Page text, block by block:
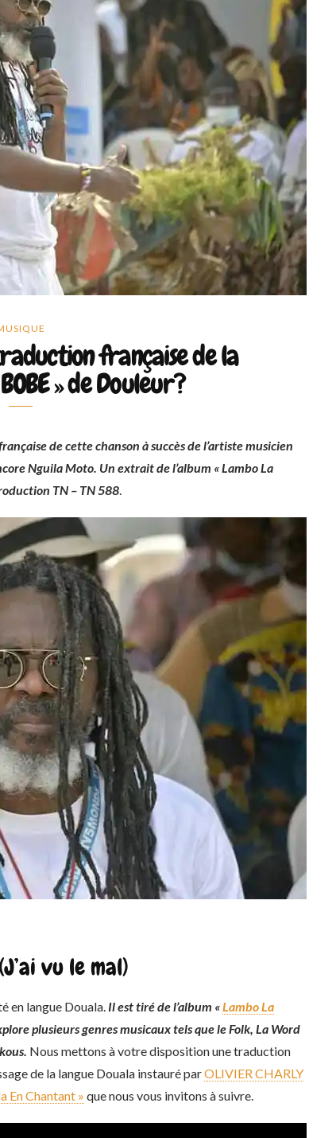
française de la
» de Douleur?
de cette chanson à succès de l’artiste musicien
Nguila Moto. Un extrait de l’album « Lambo La
TN – TN 588.
(J’ai vu le mal)
en langue Douala. Il est tiré de l’album «Lambo La
plusieurs genres musicaux tels que le Folk, La Word
Nous mettons à votre disposition une traduction
de la langue Douala instauré parOLIVIER CHARLY
En Chantant » que nous vous invitons à suivre.